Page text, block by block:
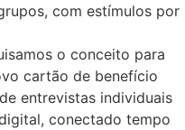
com estímulos por
o conceito para
cartão de benefício
entrevistas individuais
conectado tempo